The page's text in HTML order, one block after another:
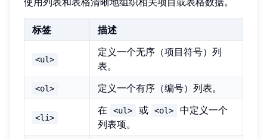
标签 描述
<ul>
定义一个无序（项目符号）列
表。
<ol> 定义一个有序（编号）列表。
<li>
在 <ul> 或 <ol>
中定义一个
列表项。